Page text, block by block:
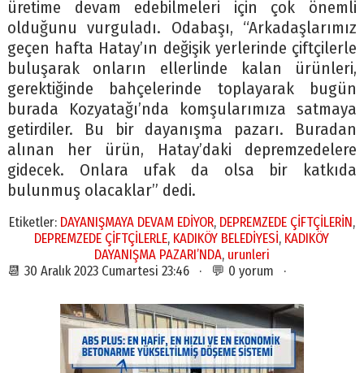
üretime devam edebilmeleri için çok önemli
olduğunu vurguladı. Odabaşı, “Arkadaşlarımız
geçen hafta Hatay’ın değişik yerlerinde çiftçilerle
buluşarak onların ellerlinde kalan ürünleri,
gerektiğinde bahçelerinde toplayarak bugün
burada Kozyatağı’nda komşularımıza satmaya
getirdiler. Bu bir dayanışma pazarı. Buradan
alınan her ürün, Hatay’daki depremzedelere
gidecek. Onlara ufak da olsa bir katkıda
bulunmuş olacaklar” dedi.
Etiketler: DAYANIŞMAYA DEVAM EDİYOR, DEPREMZEDE ÇİFTÇİLERİN,
DEPREMZEDE ÇİFTÇİLERLE, KADIKÖY BELEDİYESİ, KADIKÖY
DAYANIŞMA PAZARI’NDA, urunleri
📆 30 Aralık 2023 Cumartesi 23:46 · 💬 0 yorum ·